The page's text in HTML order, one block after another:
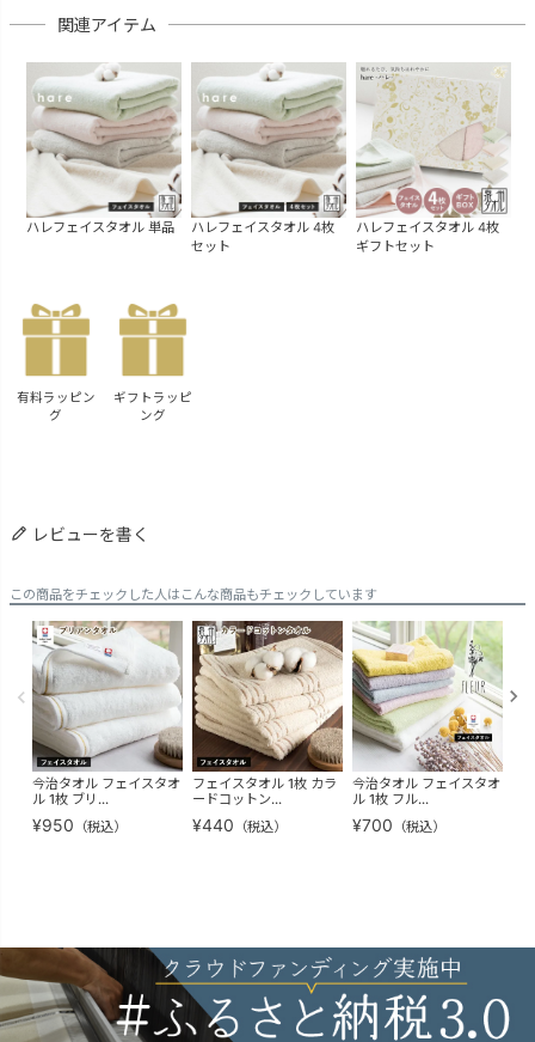
関連アイテム
ハレフェイスタオル 単品
ハレフェイスタオル 4枚
セット
ハレフェイスタオル 4枚
ギフトセット
有料ラッピン
グ
ギフトラッピ
ング
レビューを書く
この商品をチェックした人はこんな商品もチェックしています
今治タオル フェイスタオ
ル 1枚 ブリ...
¥950 （税込）
フェイスタオル 1枚 カラ
ードコットン...
¥440 （税込）
今治タオル フェイスタオ
ル 1枚 フル...
¥700 （税込）